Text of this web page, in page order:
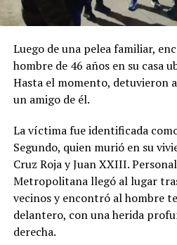
Luego de una pelea familiar,
hombre de 46 años en su casa
Hasta el momento, detuvieron
un amigo de él.
La víctima fue identificada
Segundo, quien murió en su
Cruz Roja y Juan XXIII.
Metropolitana llegó al lugar
vecinos y encontró al hombre
delantero, con una herida
derecha.